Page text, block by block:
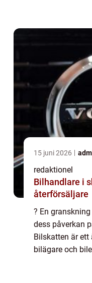
15 juni 2026
redaktionel
Bilhandlare i skåne så
återförsäljare
? En
dess påverkan
Bilskatten är ett
bilägare och